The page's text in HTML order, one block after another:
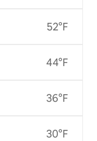
52°F
44°F
36°F
30°F